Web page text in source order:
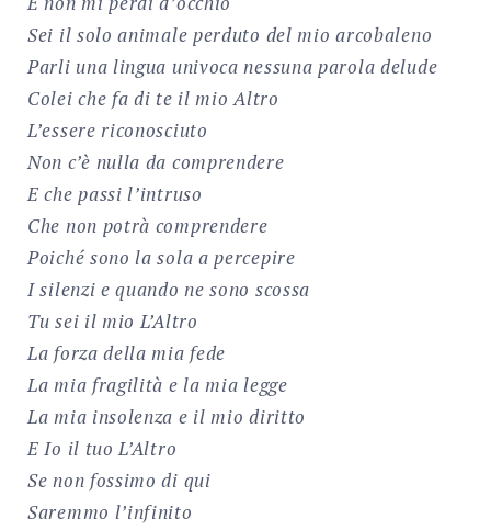
Sei il solo animale perduto del mio arcobaleno
Parli una lingua univoca nessuna parola delude
Colei che fa di te il mio Altro
L’essere riconosciuto
Non c’è nulla da comprendere
E che passi l’intruso
Che non potrà comprendere
Poiché sono la sola a percepire
I silenzi e quando ne sono scossa
Tu sei il mio L’Altro
La forza della mia fede
La mia fragilità e la mia legge
La mia insolenza e il mio diritto
E Io il tuo L’Altro
Se non fossimo di qui
Saremmo l’infinito